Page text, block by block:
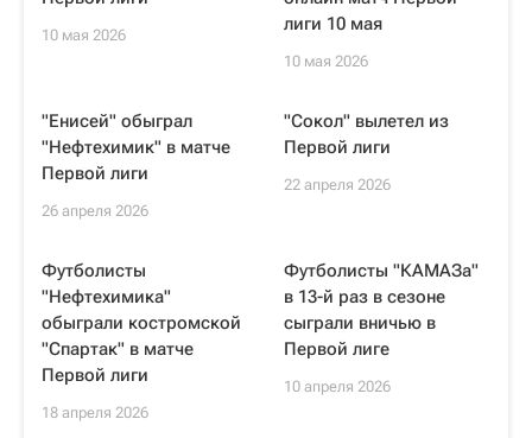
10 мая 2026
лиги 10 мая
10 мая 2026
"Енисей" обыграл
"Нефтехимик" в матче
Первой лиги
26 апреля 2026
"Сокол" вылетел из
Первой лиги
22 апреля 2026
Футболисты
"Нефтехимика"
обыграли костромской
"Спартак" в матче
Первой лиги
18 апреля 2026
Футболисты "КАМАЗа"
в 13-й раз в сезоне
сыграли вничью в
Первой лиге
10 апреля 2026